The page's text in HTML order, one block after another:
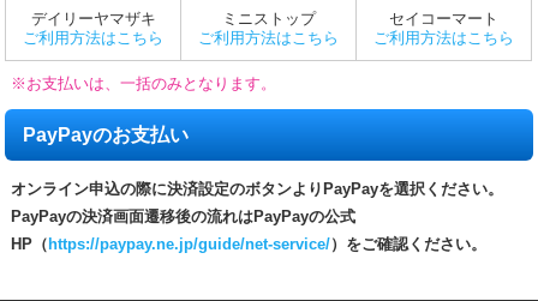
デイリーヤマザキ
ご利用方法はこちら
ミニストップ
ご利用方法はこちら
セイコーマート
ご利用方法はこちら
※お支払いは、一括のみとなります。
PayPayのお支払い
オンライン申込の際に決済設定のボタンよりPayPayを選択ください。
PayPayの決済画面遷移後の流れはPayPayの公式
HP（https://paypay.ne.jp/guide/net-service/）をご確認ください。